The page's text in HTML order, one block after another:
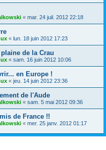
« mar. 24 juil. 2012 22:18
« lun. 18 juin 2012 17:23
de la Crau
« sam. 16 juin 2012 10:06
en Europe !
« jeu. 14 juin 2012 23:36
de l'Aude
« sam. 5 mai 2012 09:36
de France !!
« mer. 25 janv. 2012 01:17